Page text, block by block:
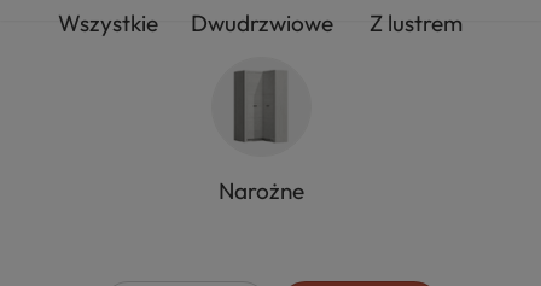
Wszystkie Dwudrzwiowe Z lustrem
Narożne